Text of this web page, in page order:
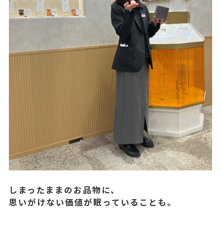
しまったままのお品物に、
思いがけない価値が眠っていることも。